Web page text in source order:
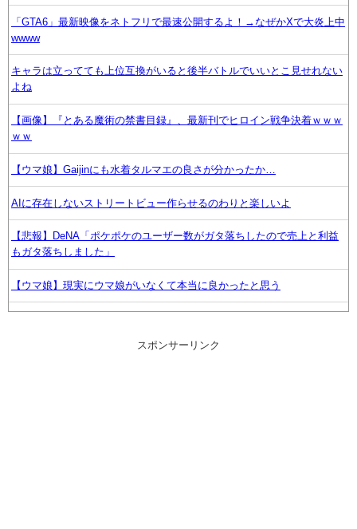
「GTA6」最新映像をネトフリで最速公開するよ！→なぜかXで大炎上中
wwww
キャラは立ってても上位互換がいると後半バトルでいいとこ見せれない
よね
【画像】『とある魔術の禁書目録』、最新刊でヒロイン戦争決着ｗｗｗ
ｗｗ
【ウマ娘】Gaijinにも水着タルマエの良さが分かったか…
AIに存在しないストリートビュー作らせるのわりと楽しいよ
【悲報】DeNA「ポケポケのユーザー数がガタ落ちしたので売上と利益
もガタ落ちしました」
【ウマ娘】現実にウマ娘がいなくて本当に良かったと思う
幼女戦記のアニメこれもう敗戦に向かっていく感じか?
スポンサーリンク